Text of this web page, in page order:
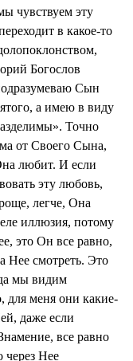
чувствуем эту
в какое-то
Богослов
Сын
а имею в виду
Точно
от Своего Сына,
любит. И если
эту любовь,
легче, Она
иллюзия, потому
это Он все равно,
Нее смотреть. Это
мы видим
для меня они какие-
даже если
все равно
через Нее